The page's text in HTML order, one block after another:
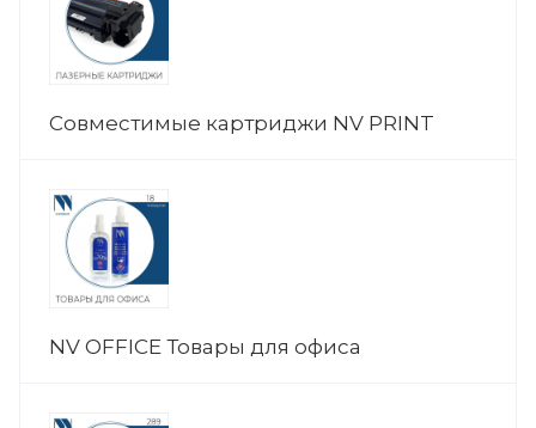
Совместимые картриджи NV PRINT
NV OFFICE Товары для офиса